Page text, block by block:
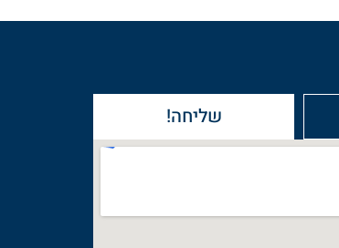
שליחה!